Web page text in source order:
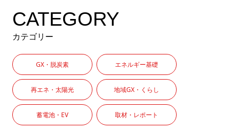
CATEGORY
カテゴリー
GX・脱炭素 エネルギー基礎
再エネ・太陽光 地域GX・くらし
蓄電池・EV 取材・レポート